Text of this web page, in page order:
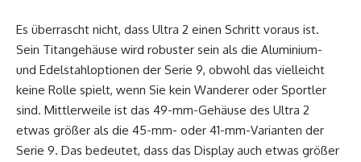
Es überrascht nicht, dass Ultra 2 einen Schritt voraus ist.
Sein Titangehäuse wird robuster sein als die Aluminium-
und Edelstahloptionen der Serie 9, obwohl das vielleicht
keine Rolle spielt, wenn Sie kein Wanderer oder Sportler
sind. Mittlerweile ist das 49-mm-Gehäuse des Ultra 2
etwas größer als die 45-mm- oder 41-mm-Varianten der
Serie 9. Das bedeutet, dass das Display auch etwas größer